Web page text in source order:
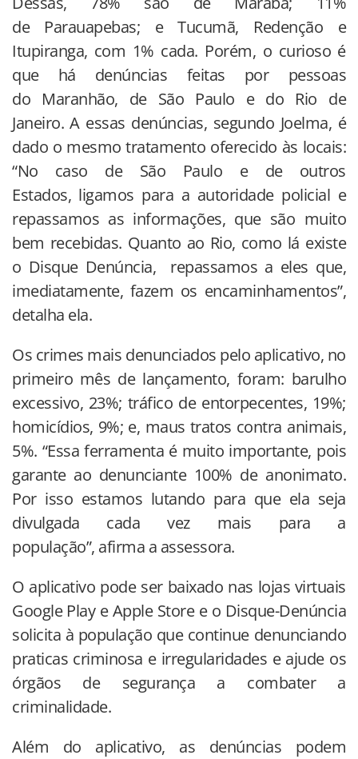
de Parauapebas; e Tucumã, Redenção e
Itupiranga, com 1% cada. Porém, o curioso é
que há denúncias feitas por pessoas
do Maranhão, de São Paulo e do Rio de
Janeiro. A essas denúncias, segundo Joelma, é
dado o mesmo tratamento oferecido às locais:
“No caso de São Paulo e de outros
Estados, ligamos para a autoridade policial e
repassamos as informações, que são muito
bem recebidas. Quanto ao Rio, como lá existe
o Disque Denúncia, repassamos a eles que,
imediatamente, fazem os encaminhamentos”,
detalha ela.
Os crimes mais denunciados pelo aplicativo, no
primeiro mês de lançamento, foram: barulho
excessivo, 23%; tráfico de entorpecentes, 19%;
homicídios, 9%; e, maus tratos contra animais,
5%. “Essa ferramenta é muito importante, pois
garante ao denunciante 100% de anonimato.
Por isso estamos lutando para que ela seja
divulgada cada vez mais para a
população”, afirma a assessora.
O aplicativo pode ser baixado nas lojas virtuais
Google Play e Apple Store e o Disque-Denúncia
solicita à população que continue denunciando
praticas criminosa e irregularidades e ajude os
órgãos de segurança a combater a
criminalidade.
Além do aplicativo, as denúncias podem